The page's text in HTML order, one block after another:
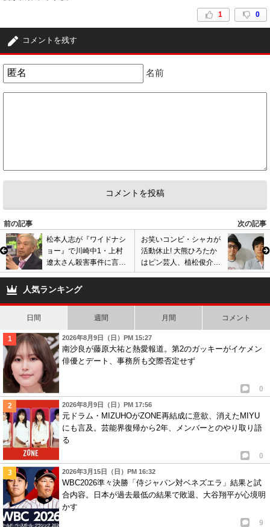
1 0
コメントを残す
名前
前の記事
次の記事
松本人志が『ワイドナシ
ョー』で川崎中1・上村
遼太さん殺害事件に言及
も、発言内容に対して非
難の声
お笑いコンビ・シャカが
活動休止! 大熊ひろたか
はピン芸人、植松俊介は
芸能界引退! 10年後に1度
人気ランキング
日間 週間 月間 コメント
2026年8月9日（日）PM 15:27
南沙良が藤原大祐と熱愛報道。第2のガッキーがイケメン
俳優とデート、事務所も交際否定せず
0
2026年8月9日（日）PM 17:56
元ドラム・MIZUHOがZONE再結成に意欲、消えたMIYU
にも言及。芸能界復帰から2年、メンバーとのやり取り語
る
0
2026年3月15日（日）PM 16:32
WBC2026準々決勝「侍ジャパン対ベネズエラ」結果と試
合内容。日本が過去最低の結果で敗退、大谷翔平が心境明
かす
9